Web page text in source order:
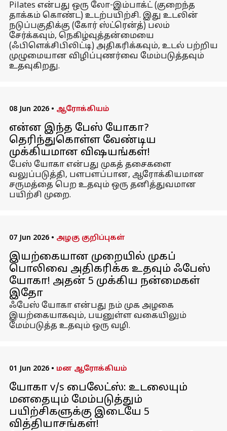
Pilates என்பது ஒரு லோ-இம்பாக்ட் (குறைந்த
தாக்கம் கொண்ட) உடற்பயிற்சி. இது உடலின்
நடுப்பகுதிக்கு (கோர் ஸ்ட்ரென்த்) பலம்
சேர்க்கவும், நெகிழ்வுத்தன்மையை
(ஃபிளெக்சிபிலிட்டி) அதிகரிக்கவும், உடல் பற்றிய
முழுமையான விழிப்புணர்வை மேம்படுத்தவும்
உதவுகிறது.
08 Jun 2026 • ஆரோக்கியம்
என்ன இந்த பேஸ் யோகா?
தெரிந்துகொள்ள வேண்டிய
முக்கியமான விஷயங்கள்!
பேஸ் யோகா என்பது முகத் தசைகளை
வலுப்படுத்தி, பளபளப்பான, ஆரோக்கியமான
சருமத்தை பெற உதவும் ஒரு தனித்துவமான
பயிற்சி முறை.
07 Jun 2026 • அழகு குறிப்புகள்
இயற்கையான முறையில் முகப்
பொலிவை அதிகரிக்க உதவும் ஃபேஸ்
யோகா! அதன் 5 முக்கிய நன்மைகள்
இதோ
ஃபேஸ் யோகா என்பது நம் முக அழகை
இயற்கையாகவும், பயனுள்ள வகையிலும்
மேம்படுத்த உதவும் ஒரு வழி.
01 Jun 2026 • மன ஆரோக்கியம்
யோகா v/s பைலேட்ஸ்: உடலையும்
மனதையும் மேம்படுத்தும்
பயிற்சிகளுக்கு இடையே 5
வித்தியாசங்கள்!